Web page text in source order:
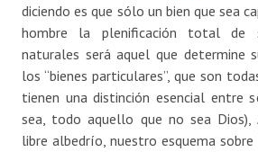
diciendo es que sólo un bien que sea
hombre la plenificación total de
naturales será aquel que determine
los “bienes particulares”, que son
tienen una distinción esencial entre
sea, todo aquello que no sea Dios),
libre albedrío, nuestro esquema